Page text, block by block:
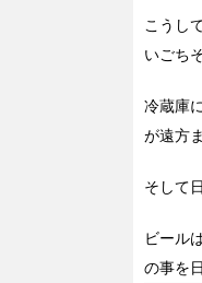
こうし
いごち
冷蔵庫
が遠方
そして
ビール
の事を